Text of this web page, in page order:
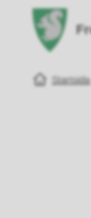
Froland kommune
Du er her:Startsida